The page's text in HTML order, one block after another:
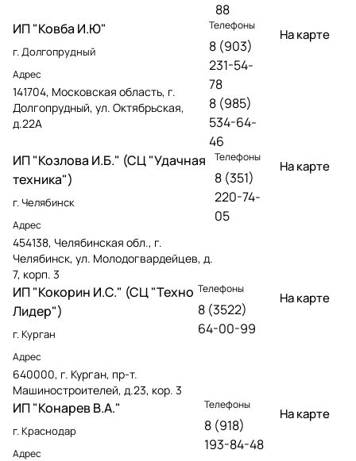
88
ИП "Ковба И.Ю"
г. Долгопрудный
Адрес
141704, Московская область, г.
Долгопрудный, ул. Октябрьская,
д.22А
Телефоны
8 (903)
231-54-
78
8 (985)
534-64-
46
На карте
ИП "Козлова И.Б." (СЦ "Удачная
техника")
г. Челябинск
Адрес
454138, Челябинская обл., г.
Челябинск, ул. Молодогвардейцев, д.
7, корп. 3
Телефоны
8 (351)
220-74-
05
На карте
ИП "Кокорин И.С." (СЦ "Техно
Лидер")
г. Курган
Адрес
640000, г. Курган, пр-т.
Машиностроителей, д.23, кор. 3
Телефоны
8 (3522)
64-00-99
На карте
ИП "Конарев В.А."
г. Краснодар
Адрес
Телефоны
8 (918)
193-84-48
На карте